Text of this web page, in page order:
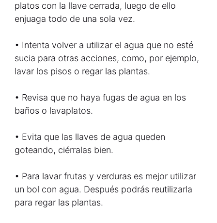
platos con la llave cerrada, luego de ello
enjuaga todo de una sola vez.
• Intenta volver a utilizar el agua que no esté
sucia para otras acciones, como, por ejemplo,
lavar los pisos o regar las plantas.
• Revisa que no haya fugas de agua en los
baños o lavaplatos.
• Evita que las llaves de agua queden
goteando, ciérralas bien.
• Para lavar frutas y verduras es mejor utilizar
un bol con agua. Después podrás reutilizarla
para regar las plantas.